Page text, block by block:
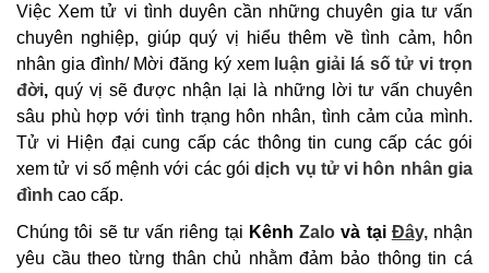
Việc Xem tử vi tình duyên cần những chuyên gia tư vấn
chuyên nghiệp, giúp quý vị hiểu thêm về tình cảm, hôn
nhân gia đình/ Mời đăng ký xem luận giải lá số tử vi trọn
đời, quý vị sẽ được nhận lại là những lời tư vấn chuyên
sâu phù hợp với tình trạng hôn nhân, tình cảm của mình.
Tử vi Hiện đại cung cấp các thông tin cung cấp các gói
xem tử vi số mệnh với các góidịch vụ tử vi hôn nhân gia
đình cao cấp.
Chúng tôi sẽ tư vấn riêng tại Kênh Zalo và tại Đây,nhận
yêu cầu theo từng thân chủ nhằm đảm bảo thông tin cá